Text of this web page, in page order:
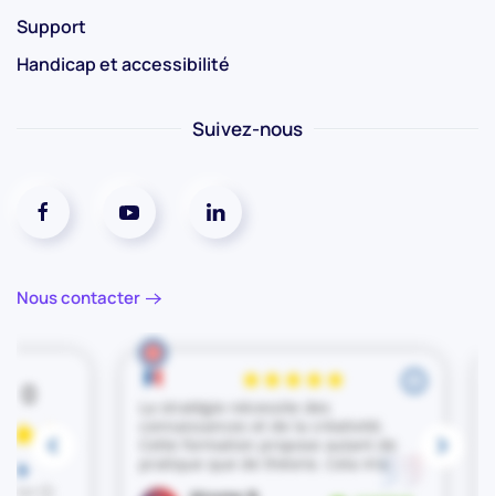
Support
Handicap et accessibilité
Suivez-nous
Réseaux social facebook Réseaux social youtube Réseaux social linkedin
Nous contacter